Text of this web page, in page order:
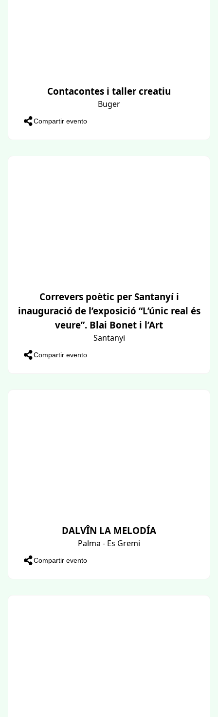
Contacontes i taller creatiu
Buger
Compartir evento
Correvers poètic per Santanyí i
inauguració de l’exposició “L’únic real és
veure”. Blai Bonet i l’Art
Santanyi
Compartir evento
DALVÎN LA MELODÍA
Palma - Es Gremi
Compartir evento